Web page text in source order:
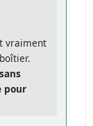
vraiment
pour